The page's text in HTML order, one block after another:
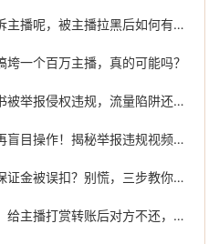
拉黑后如何有效投诉？这份维权指南请收好
一个百万主播，真的可能吗？
侵权违规，流量陷阱还是监管警钟？
秘举报违规视频号的正确思路与最佳方法
扣？别慌，三步教你有效投诉与维权
后对方不还，除了认栽你还能做这三件事